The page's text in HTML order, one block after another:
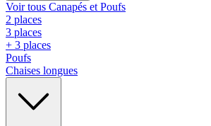
Voir tous Canapés et Poufs
2 places
3 places
+ 3 places
Poufs
Chaises longues